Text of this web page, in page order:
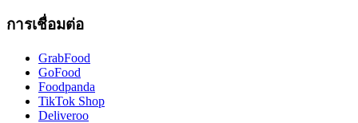
การเชื่อมต่อ
GrabFood
GoFood
Foodpanda
TikTok Shop
Deliveroo